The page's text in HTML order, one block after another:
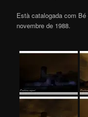
Està catalogada com
novembre de 1988.